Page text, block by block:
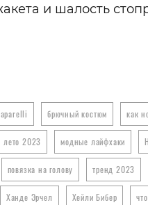
и шалость
брючный костюм как
лето 2023 модные лайфхаки
повязка на голову тренд 2023
Ханде Эрчел Хейли Бибер